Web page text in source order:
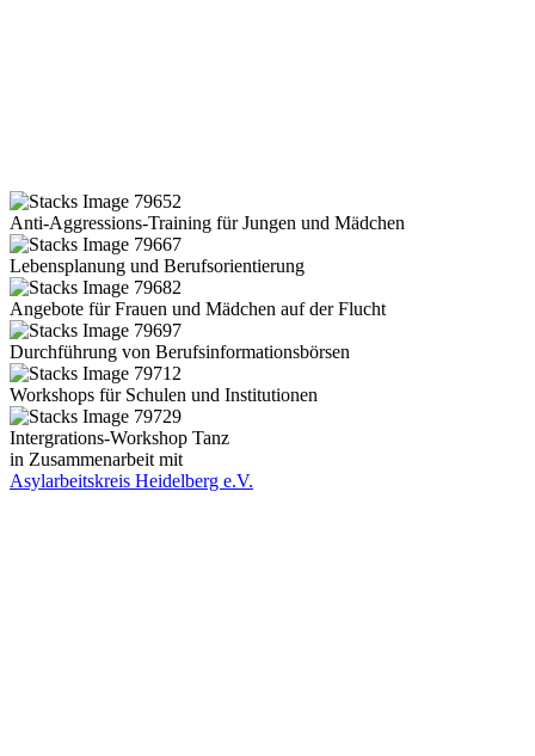
Anti-Aggressions-Training für Jungen und Mädchen
Lebensplanung und Berufsorientierung
Angebote für Frauen und Mädchen auf der Flucht
Durchführung von Berufsinformationsbörsen
Workshops für Schulen und Institutionen
Intergrations-Workshop Tanz
in Zusammenarbeit mit
Asylarbeitskreis Heidelberg e.V.